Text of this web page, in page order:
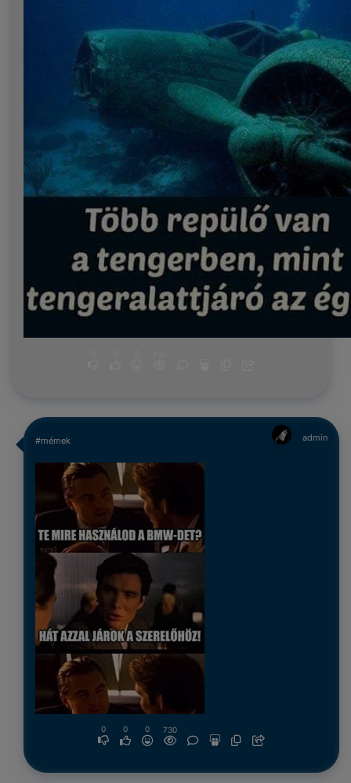
#mémek admin
0 0 0 730